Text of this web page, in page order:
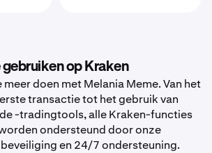
gebruiken op Kraken
meer doen met Melania Meme. Van het
transactie tot het gebruik van
-tradingtools, alle Kraken-functies
ondersteund door onze
en 24/7 ondersteuning.